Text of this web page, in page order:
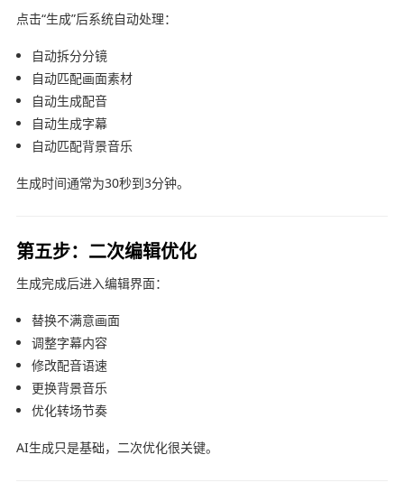
点击“生成”后系统自动处理：
自动拆分分镜
自动匹配画面素材
自动生成配音
自动生成字幕
自动匹配背景音乐
生成时间通常为30秒到3分钟。
第五步：二次编辑优化
生成完成后进入编辑界面：
替换不满意画面
调整字幕内容
修改配音语速
更换背景音乐
优化转场节奏
AI生成只是基础，二次优化很关键。